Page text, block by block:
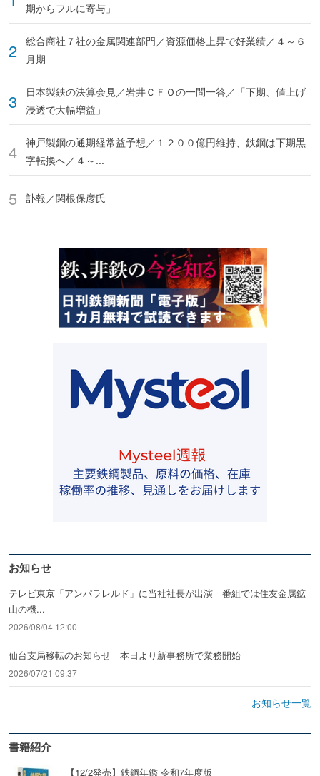
期からフルに寄与」
総合商社７社の金属関連部門／資源価格上昇で好業績／４～６
月期
日本製鉄の決算会見／岩井ＣＦＯの一問一答／「下期、値上げ
浸透で大幅増益」
神戸製鋼の通期経常益予想／１２００億円維持、鉄鋼は下期黒
字転換へ／４～...
訃報／関根保彦氏
お知らせ
テレビ東京「アンパラレルド」に当社社長が出演 番組では住友金属鉱
山の機...
2026/08/04 12:00
仙台支局移転のお知らせ 本日より新事務所で業務開始
2026/07/21 09:37
お知らせ一覧
書籍紹介
【12/2発売】鉄鋼年鑑 令和7年度版